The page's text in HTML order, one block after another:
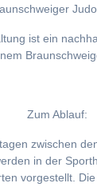
ist ein
Zum Ablauf:
zwischen
in der
vorgestellt.